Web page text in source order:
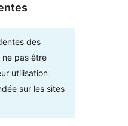
des
pas être
utilisation
sur les sites